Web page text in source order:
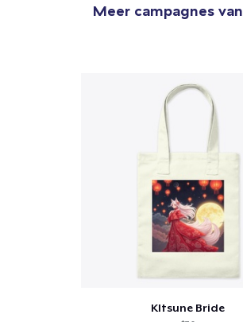
Meer campagnes van
KItsune Bride